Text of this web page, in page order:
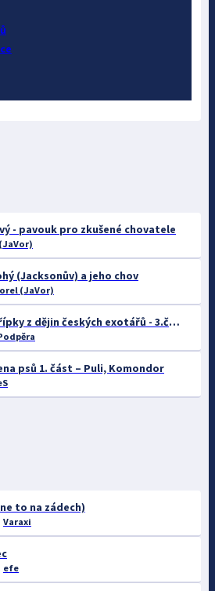
- pavouk pro zkušené chovatele
(Jacksonův) a jeho chov
(JaVor)
Zapomenuté střípky z dějin českých exotářů - 3.část
psů 1. část – Puli, Komondor
to na zádech)
Varaxi
efe